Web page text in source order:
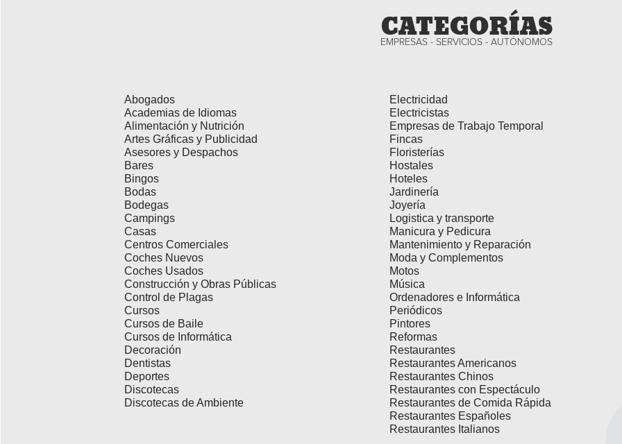
CATEGORÍAS
EMPRESAS - SERVICIOS - AUTÓNOMOS
Abogados
Academias de Idiomas
Alimentación y Nutrición
Artes Gráficas y Publicidad
Asesores y Despachos
Bares
Bingos
Bodas
Bodegas
Campings
Casas
Centros Comerciales
Coches Nuevos
Coches Usados
Construcción y Obras Públicas
Control de Plagas
Cursos
Cursos de Baile
Cursos de Informática
Decoración
Dentistas
Deportes
Discotecas
Discotecas de Ambiente
Electricidad
Electricistas
Empresas de Trabajo Temporal
Fincas
Floristerías
Hostales
Hoteles
Jardinería
Joyería
Logistica y transporte
Manicura y Pedicura
Mantenimiento y Reparación
Moda y Complementos
Motos
Música
Ordenadores e Informática
Periódicos
Pintores
Reformas
Restaurantes
Restaurantes Americanos
Restaurantes Chinos
Restaurantes con Espectáculo
Restaurantes de Comida Rápida
Restaurantes Españoles
Restaurantes Italianos